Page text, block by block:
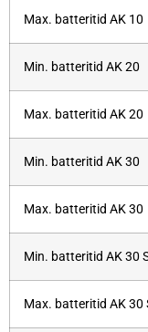
Max. batteritid AK 10
Min. batteritid AK 20
Max. batteritid AK 20
Min. batteritid AK 30
Max. batteritid AK 30
Min. batteritid AK 30
Max. batteritid AK 30